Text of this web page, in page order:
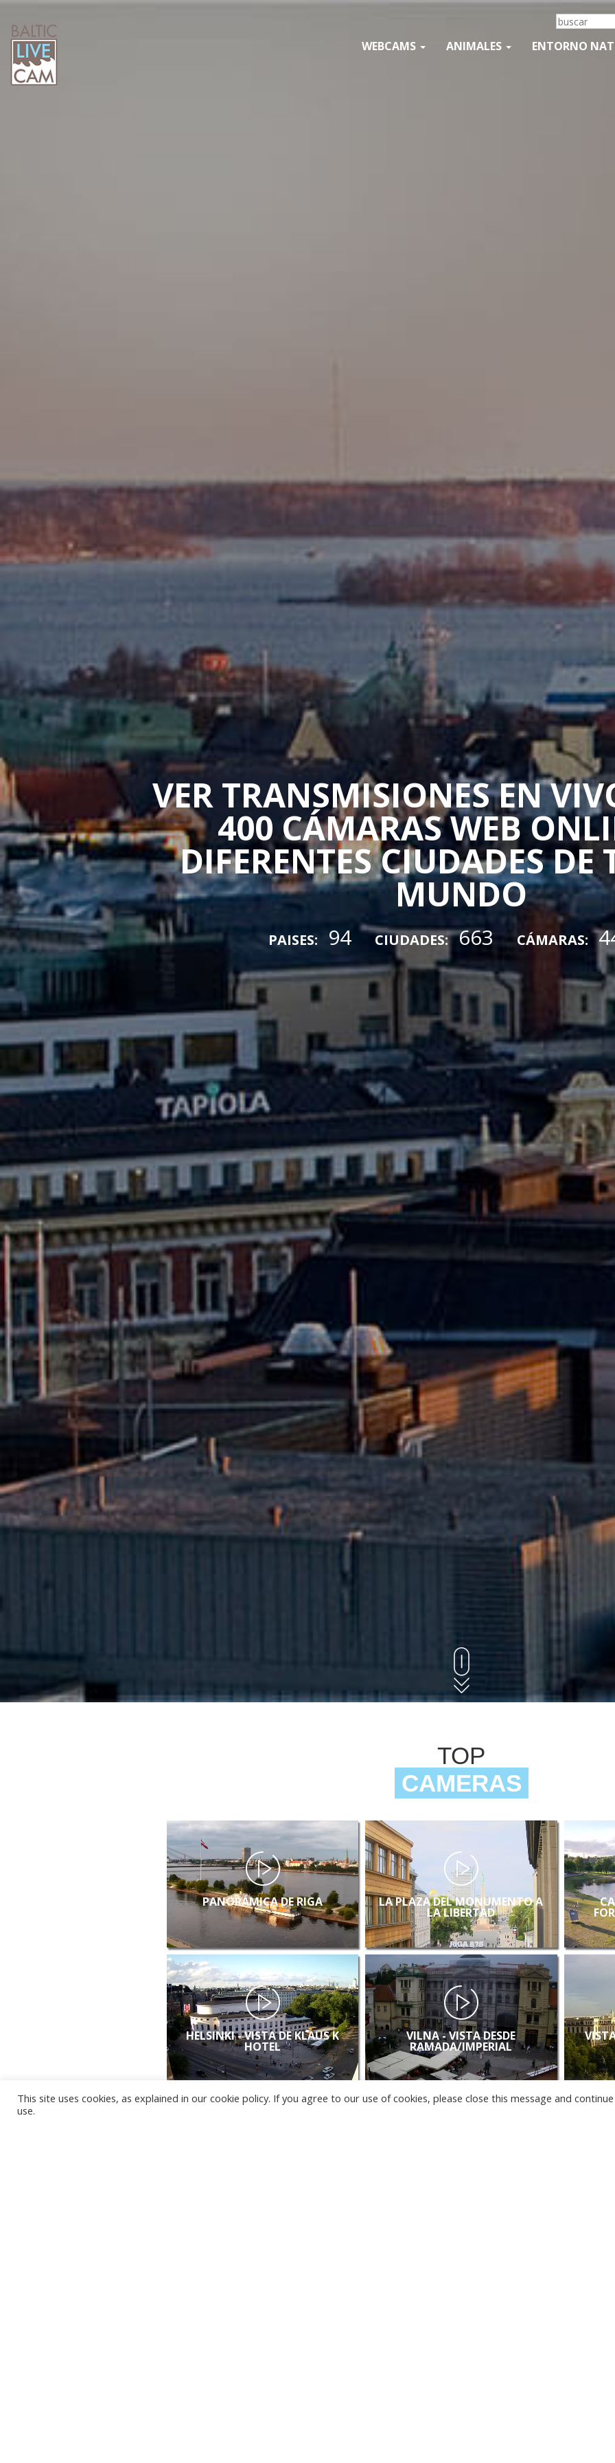
WEBCAMS ANIMALES ENTORNO
VER TRANSMISIONES EN
400 CÁMARAS WEB
DIFERENTES CIUDADES DE
MUNDO
PAISES: 94 CIUDADES: 663 CÁMARAS:
TOP
CAMERAS
PANORÁMICA DE RIGA LA PLAZA DEL MONUMENTO A
LA LIBERTAD
HELSINKI - VISTA DE KLAUS K
HOTEL
VILNA - VISTA DESDE
RAMADA/IMPERIAL
This site uses cookies, as explained in our cookie policy. If you agree to our use of cookies, please close this message and
use.